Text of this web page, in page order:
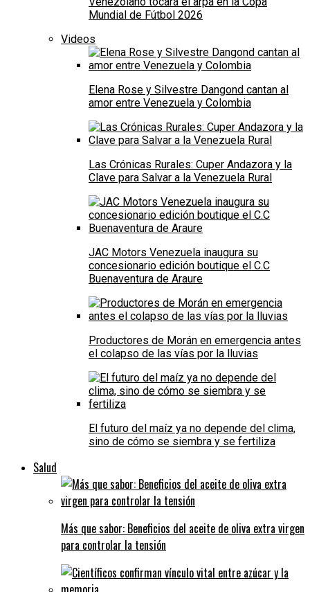
Mundial de Fútbol 2026
Videos
Elena Rose y Silvestre Dangond cantan al
amor entre Venezuela y Colombia
Las Crónicas Rurales: Cuper Andazora y la
Clave para Salvar a la Venezuela Rural
JAC Motors Venezuela inaugura su
concesionario edición boutique el C.C
Buenaventura de Araure
Productores de Morán en emergencia antes
el colapso de las vías por la lluvias
El futuro del maíz ya no depende del clima,
sino de cómo se siembra y se fertiliza
Salud
Más que sabor: Beneficios del aceite de oliva extra virgen
para controlar la tensión